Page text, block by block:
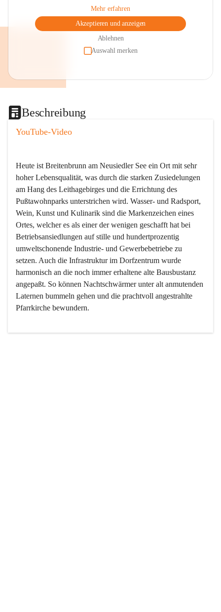
Mehr erfahren
Akzeptieren und anzeigen
Ablehnen
Auswahl merken
Beschreibung
YouTube-Video
Heute ist Breitenbrunn am Neusiedler See ein Ort mit sehr
hoher Lebensqualität, was durch die starken Zusiedelungen
am Hang des Leithagebirges und die Errichtung des
Pußtawohnparks unterstrichen wird. Wasser- und Radsport,
Wein, Kunst und Kulinarik sind die Markenzeichen eines
Ortes, welcher es als einer der wenigen geschafft hat bei
Betriebsansiedlungen auf stille und hundertprozentig
umweltschonende Industrie- und Gewerbebetriebe zu
setzen. Auch die Infrastruktur im Dorfzentrum wurde
harmonisch an die noch immer erhaltene alte Bausbustanz
angepaßt. So können Nachtschwärmer unter alt anmutenden
Laternen bummeln gehen und die prachtvoll angestrahlte
Pfarrkirche bewundern.
Der Weinbau dominert heute nicht mehr, ist aber integrativer